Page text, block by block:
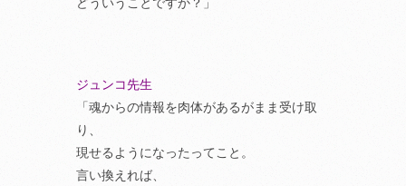
ジュンコ先生
「魂からの情報を肉体があるがまま受け取
り、
現せるようになったってこと。
言い換えれば、